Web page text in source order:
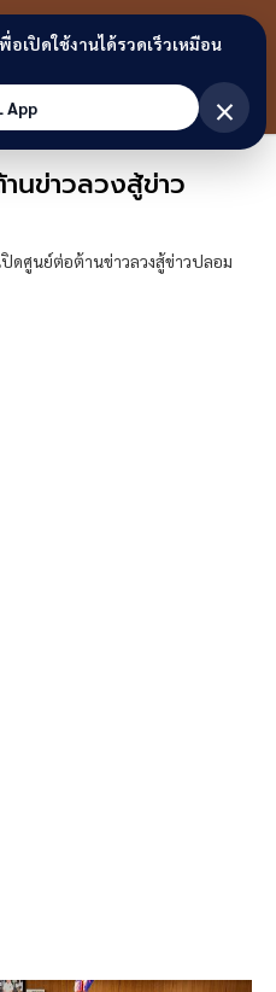
ขอนแก่น
ลิงก์
นข่าวลวงสู้ข่าว
ดศูนย์ต่อต้านข่าวลวงสู้ข่าวปลอม
อเปิดใช้งานได้รวดเร็วเหมือน
App
×